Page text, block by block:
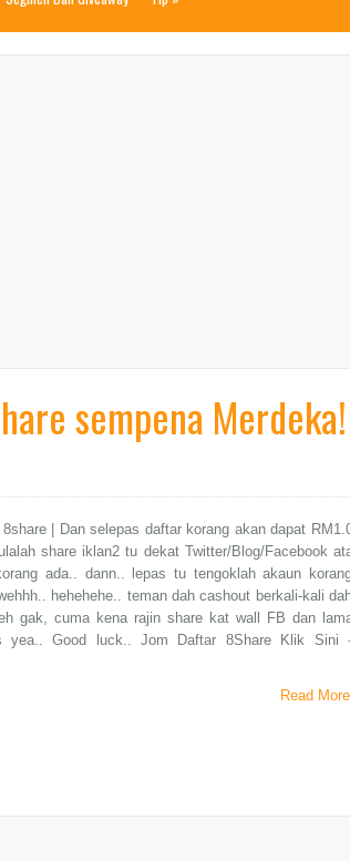
sempena Merdeka!
| Dan selepas daftar korang akan dapat
share iklan2 tu dekat Twitter/Blog/Facebook
ada.. dann.. lepas tu tengoklah akaun
hehehehe.. teman dah cashout berkali-kali
gak, cuma kena rajin share kat wall FB dan
yea.. Good luck.. Jom Daftar 8Share Klik Sini
Read More